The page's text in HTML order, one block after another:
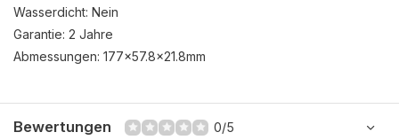
Wasserdicht: Nein
Garantie: 2 Jahre
Abmessungen: 177×57.8×21.8mm
Bewertungen 0/5